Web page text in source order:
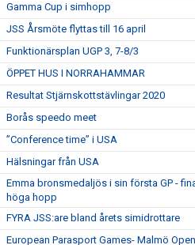
Gamma Cup i simhopp
JSS Årsmöte flyttas till 16 april
Funktionärsplan UGP 3, 7-8/3
ÖPPET HUS I NORRAHAMMAR
Resultat Stjärnskottstävlingar 2020
Borås speedo meet
”Conference time” i USA
Hälsningar från USA
Emma bronsmedaljös i sin första GP -
höga hopp
FYRA JSS:are bland årets simidrottare
European Parasport Games- Malmö Open